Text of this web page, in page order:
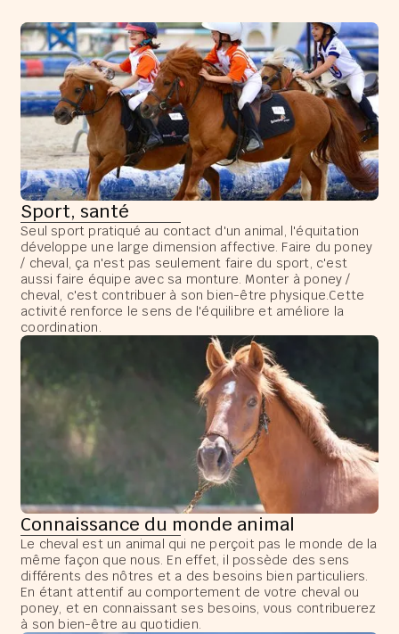
Sport, santé
Seul sport pratiqué au contact d'un animal, l'équitation
développe une large dimension affective. Faire du poney
/ cheval, ça n'est pas seulement faire du sport, c'est
aussi faire équipe avec sa monture. Monter à poney /
cheval, c'est contribuer à son bien-être physique.Cette
activité renforce le sens de l'équilibre et améliore la
coordination.
Connaissance du monde animal
Le cheval est un animal qui ne perçoit pas le monde de la
même façon que nous. En effet, il possède des sens
différents des nôtres et a des besoins bien particuliers.
En étant attentif au comportement de votre cheval ou
poney, et en connaissant ses besoins, vous contribuerez
à son bien-être au quotidien.